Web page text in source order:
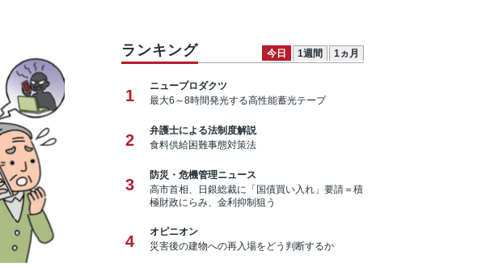
ランキング 今日 1週間 1ヵ月
1
ニュープロダクツ
最大6～8時間発光する高性能蓄光テープ
2
弁護士による法制度解説
食料供給困難事態対策法
3
防災・危機管理ニュース
高市首相、日銀総裁に「国債買い入れ」要請＝積
極財政にらみ、金利抑制狙う
4
オピニオン
災害後の建物への再入場をどう判断するか